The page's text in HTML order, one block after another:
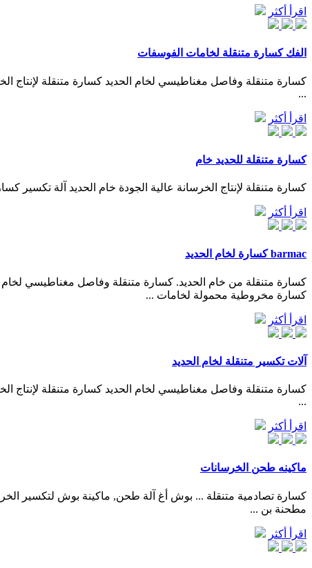
اقرأ أكثر
الفك كسارة متنقلة لخامات الفوسفات
كسارة متنقلة وفاصل مغناطيسي لخام الحديد كسارة متنقلة لإنتاج
...
اقرأ أكثر
كسارة متنقلة للحديد خام
كسارة متنقلة لإنتاج الخرسانة عالية الجودة خام الحديد آلة
اقرأ أكثر
barmac كسارة لخام الحديد
كسارة متنقلة من خام الحديد. كسارة متنقلة وفاصل مغناطيسي لخام
كسارة مخروطية محمولة لخامات ...
اقرأ أكثر
آلات تكسير متنقلة لخام الحديد
كسارة متنقلة وفاصل مغناطيسي لخام الحديد كسارة متنقلة لإنتاج
...
اقرأ أكثر
ماكينه طحن الخرسانات
كسارة تصادمية متنقلة ... بوش أغ آلة طحن, ماكينة بوش لتكسير
مطحنة بن ...
اقرأ أكثر